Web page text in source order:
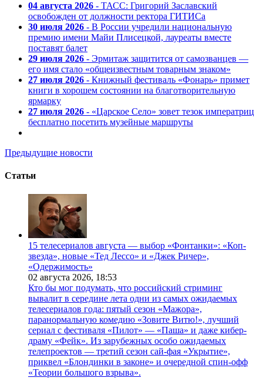
04 августа 2026 - ТАСС: Григорий Заславский
освобожден от должности ректора ГИТИСа
30 июля 2026 - В России учредили национальную
премию имени Майи Плисецкой, лауреаты вместе
поставят балет
29 июля 2026 - Эрмитаж защитится от самозванцев —
его имя стало «общеизвестным товарным знаком»
27 июля 2026 - Книжный фестиваль «Фонарь» примет
книги в хорошем состоянии на благотворительную
ярмарку
27 июля 2026 - «Царское Село» зовет тезок императриц
бесплатно посетить музейные маршруты
Предыдущие новости
Статьи
15 телесериалов августа — выбор «Фонтанки»: «Коп-
звезда», новые «Тед Лессо» и «Джек Ричер»,
«Одержимость»
02 августа 2026, 18:53
Кто бы мог подумать, что российский стриминг
вывалит в середине лета одни из самых ожидаемых
телесериалов года: пятый сезон «Мажора»,
паранормальную комедию «Зовите Витю!», лучший
сериал с фестиваля «Пилот» — «Паша» и даже кибер-
драму «Фейк». Из зарубежных особо ожидаемых
телепроектов — третий сезон сай-фая «Укрытие»,
приквел «Блондинки в законе» и очередной спин-офф
«Теории большого взрыва».